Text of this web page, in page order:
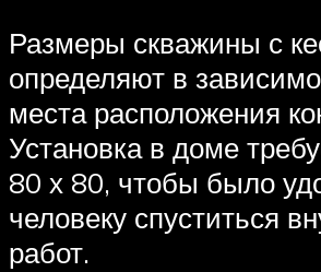
Размеры скважины с
определяют в
места расположения
Установка в доме
80 х 80, чтобы было
человеку спуститься
работ.